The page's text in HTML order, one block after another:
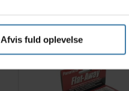
Afvis fuld oplevelse